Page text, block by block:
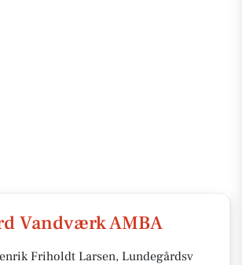
Vandværk AMBA
Friholdt Larsen, Lundegårdsv